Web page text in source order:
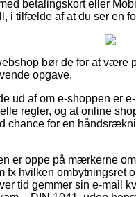
betalingskort eller
i tilfælde af at du ser en
bør de for at være
opgave.
ud af om e-shoppen er
regler, og at online
chance for en
er oppe på mærkerne
fx hvilken ombytningsret
tid gemmer sin e-mail